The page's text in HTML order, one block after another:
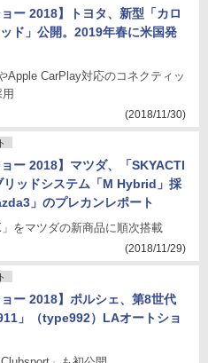
ョー 2018】トヨタ、新型「カロ
ド」公開。2019年春に米国発
Apple CarPlay対応のコネクティッ
(2018/11/30)
ョー 2018】マツダ、「SKYACTI
リッドシステム「M Hybrid」採
」のプレカンレポート
」をマツダの新商品に順次搭載
(2018/11/29)
ョー 2018】ポルシェ、第8世代
」（type992）LAオートショ